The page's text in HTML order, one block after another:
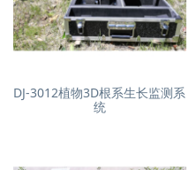
DJ-3012植物3D根系生长监测系
统